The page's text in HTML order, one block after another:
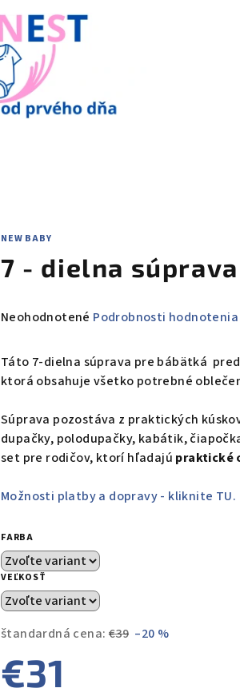
NEW BABY
7 - dielna
Priemerné
produktu
je
z
5
hviezdičiek.
Neohodnotené Podrobnosti hodnotenia
Táto 7-dielna súprava pre bábätká
ktorá obsahuje všetko potrebné
Súprava pozostáva z praktických
dupačky, polodupačky, kabátik,
set pre rodičov, ktorí hľadajú praktické
Možnosti platby a dopravy - kliknite TU.
FARBA
VEĽKOSŤ
štandardná cena: €39 –20 %
€31